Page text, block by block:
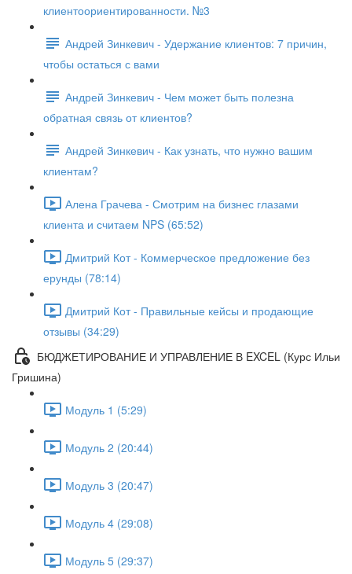
клиентоориентированности. №3
Андрей Зинкевич - Удержание клиентов: 7 причин,
чтобы остаться с вами
Андрей Зинкевич - Чем может быть полезна
обратная связь от клиентов?
Андрей Зинкевич - Как узнать, что нужно вашим
клиентам?
Алена Грачева - Смотрим на бизнес глазами
клиента и считаем NPS (65:52)
Дмитрий Кот - Коммерческое предложение без
ерунды (78:14)
Дмитрий Кот - Правильные кейсы и продающие
отзывы (34:29)
БЮДЖЕТИРОВАНИЕ И УПРАВЛЕНИЕ В EXCEL (Курс Ильи
Гришина)
Модуль 1 (5:29)
Модуль 2 (20:44)
Модуль 3 (20:47)
Модуль 4 (29:08)
Модуль 5 (29:37)